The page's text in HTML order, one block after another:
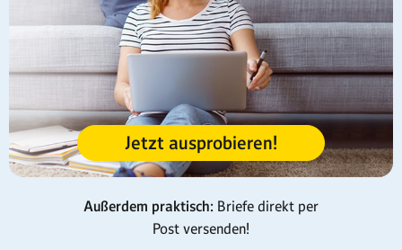
Außerdem praktisch: Briefe direkt per
Post versenden!
Jetzt ausprobieren!